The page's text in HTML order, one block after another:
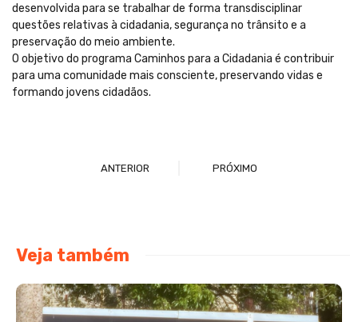
desenvolvida para se trabalhar de forma transdisciplinar
questões relativas à cidadania, segurança no trânsito e a
preservação do meio ambiente.
O objetivo do programa Caminhos para a Cidadania é contribuir
para uma comunidade mais consciente, preservando vidas e
formando jovens cidadãos.
ANTERIOR PRÓXIMO
Veja também